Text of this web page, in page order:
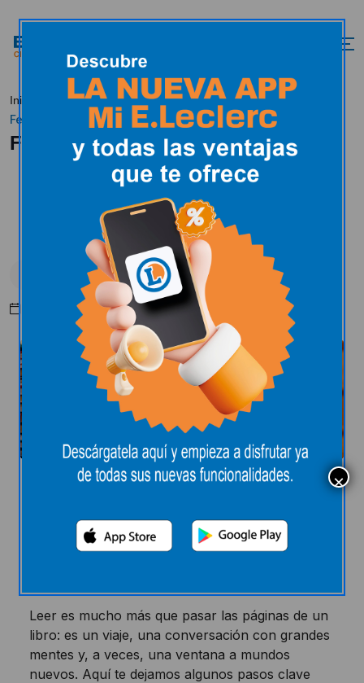
Inicio E.Leclerc en los medios E.Leclerc en los medios
Feria del Libro 2025
Feria del Libro 2025
E.Leclerc en los medios
Abril 15, 2025
libro....
Leer es mucho más que pasar las páginas de un
libro: es un viaje, una conversación con grandes
mentes y, a veces, una ventana a mundos
nuevos. Aquí te dejamos algunos pasos clave